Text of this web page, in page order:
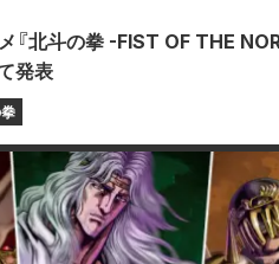
『北斗の拳 -FIST OF THE
発表